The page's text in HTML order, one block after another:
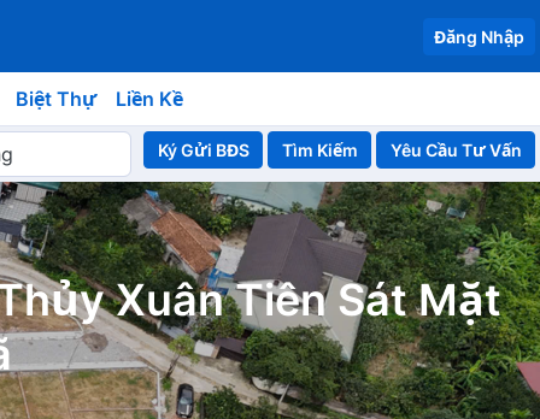
Đăng Nhập
Biệt Thự Liền Kề
Ký Gửi BĐS Yêu Cầu Tư Vấn
Xuân Tiên Sát Mặt